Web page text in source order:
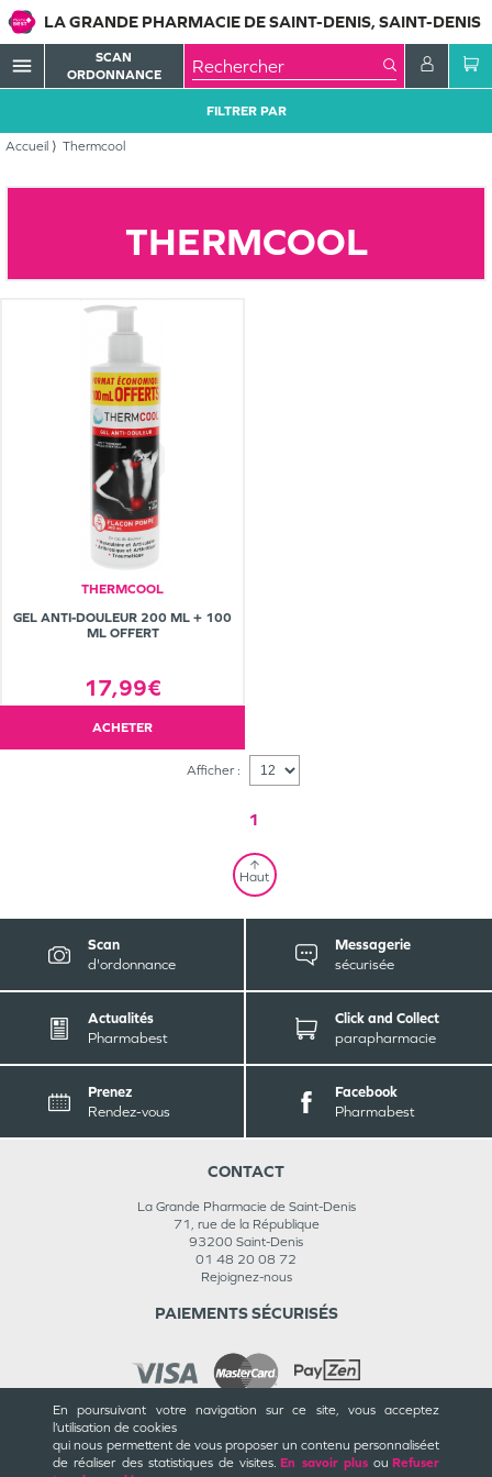
En poursuivant votre navigation sur ce site, vous acceptez
l’utilisation de cookies
qui nous permettent de vous proposer un contenu personnaliséet
de réaliser des statistiques de visites. En savoir plusou Refuser
LA GRANDE PHARMACIE DE SAINT-DENIS, SAINT-DENIS
menu
SCAN
ORDONNANCE
Accueil Thermcool
FILTRER PAR
THERMCOOL
THERMCOOL
GEL ANTI-DOULEUR 200 ML + 100
ML OFFERT
17,99€
ACHETER
Afficher :
1
Haut
Scan
d'ordonnance
Messagerie
sécurisée
Actualités
Pharmabest
Click and Collect
parapharmacie
Prenez
Rendez-vous
Facebook
Pharmabest
CONTACT
La Grande Pharmacie de Saint-Denis
71, rue de la République
93200 Saint-Denis
01 48 20 08 72
Rejoignez-nous
CGU / CGV
PAIEMENTS SÉCURISÉS